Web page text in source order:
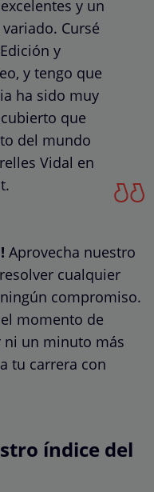
y un
Cursé
y
y tengo que
ha sido muy
que
del mundo
Vidal en
Aprovecha nuestro
cualquier
compromiso.
momento de
ni un minuto más
tu carrera con
índice del